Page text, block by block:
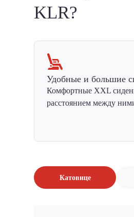
KLR?
Удобные и большие
Комфортные XXL
расстоянием между
Катовице